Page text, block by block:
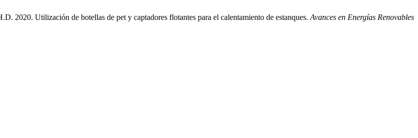
2020. Utilización de botellas de pet y captadores flotantes para el calentamiento de estanques. Avances en Energías Renovables